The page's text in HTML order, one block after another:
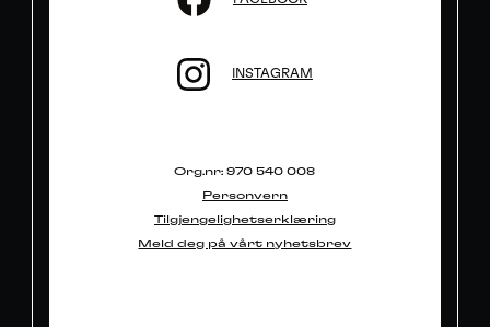
INSTAGRAM
Org.nr: 970 540 008
Personvern
Tilgjengelighetserklæring
Meld deg på vårt nyhetsbrev